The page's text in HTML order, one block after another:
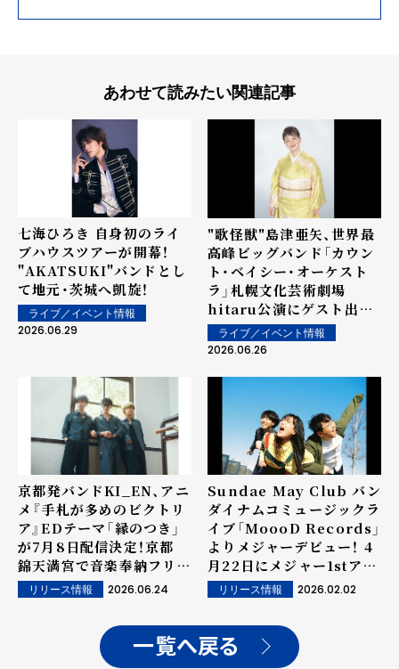
あわせて読みたい関連記事
七海ひろき 自身初のライ
ブハウスツアーが開幕！
"AKATSUKI"バンドとし
て地元・茨城へ凱旋！
ライブ／イベント情報
2026.06.29
"歌怪獣"島津亜矢、世界最
高峰ビッグバンド「カウン
ト・ベイシー・オーケスト
ラ」札幌文化芸術劇場
hitaru公演にゲスト出演
決定！
ライブ／イベント情報
2026.06.26
京都発バンドKI_EN、アニ
メ『手札が多めのビクトリ
ア』EDテーマ「縁のつき」
が7月8日配信決定！京都
錦天満宮で音楽奉納フリー
ライブも開催
リリース情報 2026.06.24
Sundae May Club バン
ダイナムコミュージックラ
イブ「MoooD Records」
よりメジャーデビュー！ 4
月22日にメジャー1stアル
バム『なみなみならぬ』リ
リース、 全国11か所ツアー
開催決定!! 先行シングル
「ハッピーバースデイ」を3
月4日に配信リリース
リリース情報 2026.02.02
一覧へ戻る